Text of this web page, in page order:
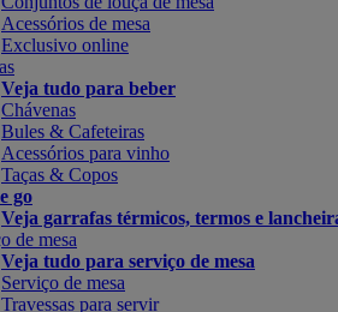
Acessórios de mesa
Exclusivo online
Veja tudo para beber
Chávenas
Bules & Cafeteiras
Acessórios para vinho
Taças & Copos
go
Veja garrafas térmicos, termos e
de mesa
Veja tudo para serviço de mesa
Serviço de mesa
Travessas para servir